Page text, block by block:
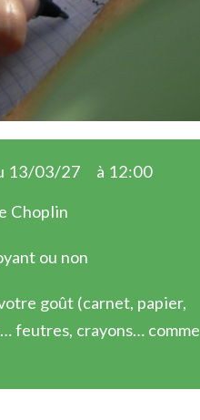
13/03/27 à 12:00
Choplin
ou non
goût (carnet, papier,
feutres, crayons… comme